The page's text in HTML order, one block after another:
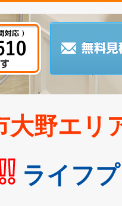
大野エリ
ライフ